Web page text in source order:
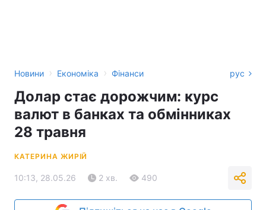
Новини › Економіка › Фінанси рус
Долар стає дорожчим: курс
валют в банках та обмінниках
28 травня
КАТЕРИНА ЖИРІЙ
10:13, 28.05.26 2 хв. 490